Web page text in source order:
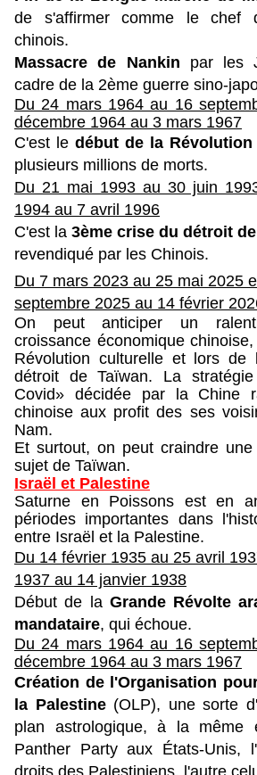
de s'affirmer comme le chef
chinois.
Massacre de Nankin par les
cadre de la 2ème guerre sino-
Du 24 mars 1964 au 16
décembre 1964 au 3 mars 1967
C'est le début de la
plusieurs millions de morts.
Du 21 mai 1993 au 30 juin
1994 au 7 avril 1996
C'est la 3ème crise du détroit
revendiqué par les Chinois.
Du 7 mars 2023 au 25 mai 2025
septembre 2025 au 14 février
On peut anticiper un
croissance économique
Révolution culturelle et lors de
détroit de Taïwan. La
Covid» décidée par la Chine
chinoise aux profit des ses
Nam.
Et surtout, on peut craindre
sujet de Taïwan.
Israël et Palestine
Saturne en Poissons est en
périodes importantes dans
entre Israël et la Palestine.
Du 14 février 1935 au 25 avril
1937 au 14 janvier 1938
Début de la Grande Révolte
mandataire, qui échoue.
Du 24 mars 1964 au 16
décembre 1964 au 3 mars 1967
Création de l'Organisation
la Palestine(OLP), une sorte
plan astrologique, à la même
Panther Party aux États-Unis,